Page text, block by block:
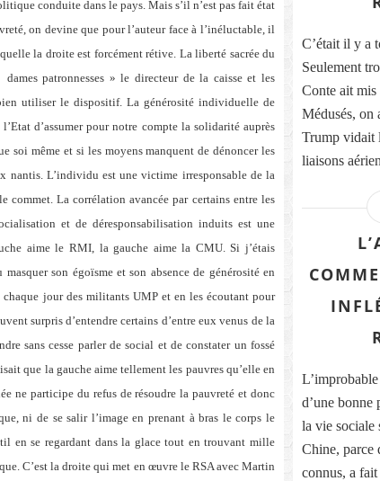
conduite dans le pays. Mais s’il n’est pas fait état
on devine que pour l’auteur face à l’inéluctable, il
la droite est forcément rétive. La liberté sacrée du
patronnesses » le directeur de la caisse et les
utiliser le dispositif. La générosité individuelle de
d’assumer pour notre compte la solidarité auprès
soi même et si les moyens manquent de dénoncer les
nantis. L’individu est une victime irresponsable de la
commet. La corrélation avancée par certains entre les
et de déresponsabilisation induits est une
aime le RMI, la gauche aime la CMU. Si j’étais
son égoïsme et son absence de générosité en
jour des militants UMP et en les écoutant pour
surpris d’entendre certains d’entre eux venus de la
sans cesse parler de social et de constater un fossé
que la gauche aime tellement les pauvres qu’elle en
ne participe du refus de résoudre la pauvreté et donc
ni de se salir l’image en prenant à bras le corps le
en se regardant dans la glace tout en trouvant mille
C’est la droite qui met en œuvre le RSA avec Martin
C’était il y a
Seulement
Conte ait mis
Médusés, on
Trump vidait
liaisons
d’une bonne
la vie sociale
Chine, parce
connus, a fait